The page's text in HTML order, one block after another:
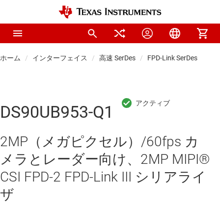
ホーム インターフェイス 高速 SerDes FPD-Link SerDes
DS90UB953-Q1
2MP（メガピクセル）/60fps カ
メラとレーダー向け、2MP MIPI®
CSI FPD-2 FPD-Link III シリアライ
ザ